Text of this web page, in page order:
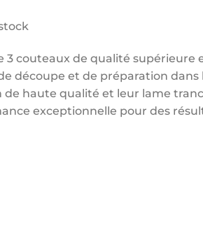
3 couteaux de qualité supérieure
découpe et de préparation dans
de haute qualité et leur lame
exceptionnelle pour des